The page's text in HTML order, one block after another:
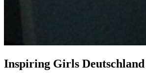
Inspiring Girls Deutschland